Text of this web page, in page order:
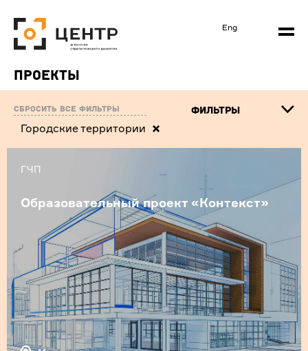
Eng
Проекты
Сбросить все фильтры ФИЛЬТРЫ
Городские территории
ГЧП
Образовательный проект «Контекст»